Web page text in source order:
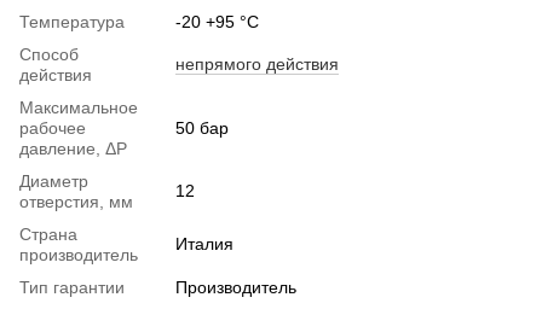
Температура
-20 +95 °С
Способ
действия
непрямого действия
Максимальное
рабочее
давление, ΔP
50 бар
Диаметр
отверстия, мм
12
Страна
производитель
Италия
Тип гарантии
Производитель